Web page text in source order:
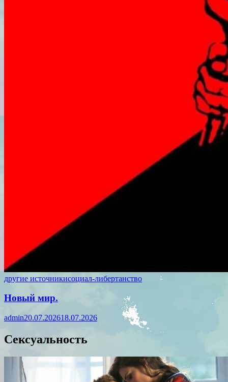
другие источникисоциал-либертанство
Новый мир.
admin20.07.202618.07.2026
Сексуальность